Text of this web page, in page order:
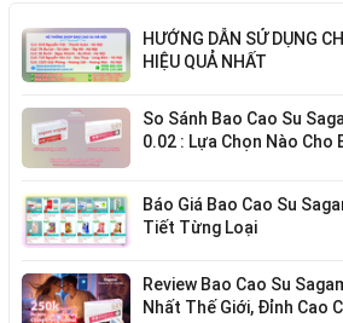
HƯỚNG DẪN SỬ DỤNG
HIỆU QUẢ NHẤT
So Sánh Bao Cao Su
0.02 : Lựa Chọn Nào Cho
Báo Giá Bao Cao Su
Tiết Từng Loại
Review Bao Cao Su
Nhất Thế Giới, Đỉnh Cao